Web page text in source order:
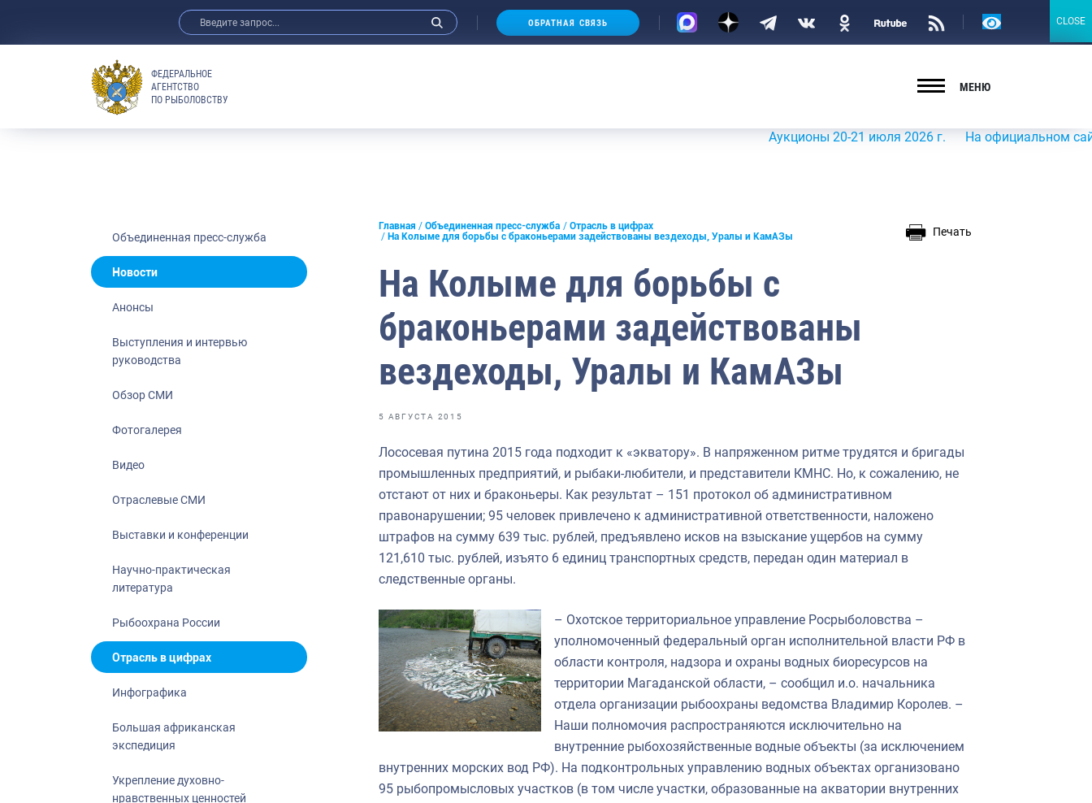
Анонсы
Отраслевые СМИ
Выставки и конференции
Научно-практическая литература
Рыбоохрана России
Отрасль в цифрах
Большая африканская экспедиция
ОБРАТНАЯ СВЯЗЬ
Версия
ФЕДЕРАЛЬНОЕ
АГЕНТСТВО
ПО РЫБОЛОВСТВУ
МЕНЮ
Аукционы 20-21 июля 2026 г. На официальном сайте
Объединенная пресс-служба
Новости
Анонсы
Выступления и интервью
руководства
Обзор СМИ
Фотогалерея
Видео
Отраслевые СМИ
Выставки и конференции
Научно-практическая
литература
Рыбоохрана России
Отрасль в цифрах
Инфографика
Большая африканская
экспедиция
Укрепление духовно-
нравственных ценностей
Главная Объединенная пресс-служба
Отрасль в цифрах
На Колыме для борьбы с браконьерами задействованы вездеходы, Уралы и КамАЗы
Печать
На Колыме для борьбы с
браконьерами задействованы
вездеходы, Уралы и КамАЗы
5 АВГУСТА 2015
Лососевая путина 2015 года подходит к «экватору». В напряженном ритме трудятся и бригады
промышленных предприятий, и рыбаки-любители, и представители КМНС. Но, к сожалению, не
отстают от них и браконьеры. Как результат – 151 протокол об административном
правонарушении; 95 человек привлечено к административной ответственности, наложено
штрафов на сумму 639 тыс. рублей, предъявлено исков на взыскание ущербов на сумму
121,610 тыс. рублей, изъято 6 единиц транспортных средств, передан один материал в
следственные органы.
– Охотское территориальное управление Росрыболовства –
уполномоченный федеральный орган исполнительной власти РФ в
области контроля, надзора и охраны водных биоресурсов на
территории Магаданской области, – сообщил и.о. начальника
отдела организации рыбоохраны ведомства Владимир Королев. –
Наши полномочия распространяются исключительно на
внутренние рыбохозяйственные водные объекты (за исключением
внутренних морских вод РФ). На подконтрольных управлению водных объектах организовано
95 рыбопромысловых участков (в том числе участки, образованные на акватории внутренних
CLOSE
CLOSE